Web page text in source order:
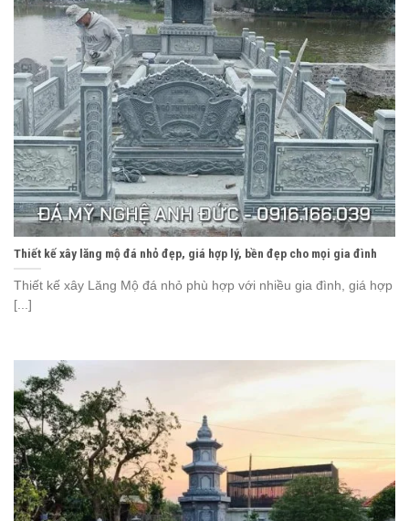
Thiết kế xây lăng mộ đá nhỏ đẹp, giá hợp lý, bền đẹp cho mọi gia đình
Thiết kế xây Lăng Mộ đá nhỏ phù hợp với nhiều gia đình, giá hợp
[...]